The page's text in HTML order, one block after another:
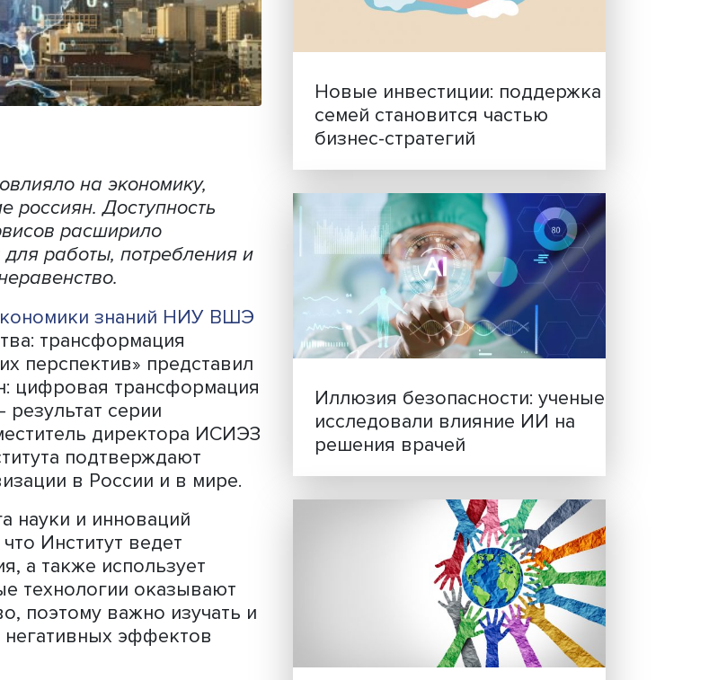
повлияло на экономику,
россиян. Доступность
и сервисов расширило
для работы, потребления и
неравенство.
и экономики знаний НИУ ВШЭ
трансформация
перспектив» представил
цифровая трансформация
– результат серии
заместитель директора ИСИЭЗ
Новые инвестиции:
семей становится частью
бизнес-стратегий
Иллюзия безопасности:
исследовали влияние
решения врачей